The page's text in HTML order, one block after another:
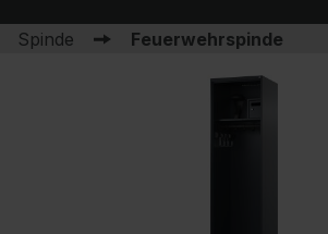
Spinde Feuerwehrspinde